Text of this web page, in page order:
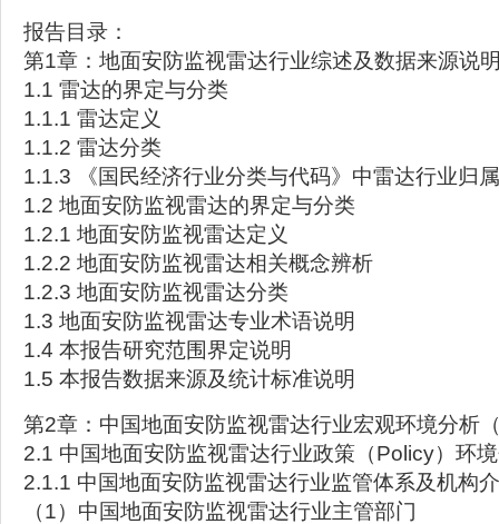
报告目录：
第1章：地面安防监视雷达行业综述及数据来源说
1.1 雷达的界定与分类
1.1.1 雷达定义
1.1.2 雷达分类
1.1.3 《国民经济行业分类与代码》中雷达行业归属
1.2 地面安防监视雷达的界定与分类
1.2.1 地面安防监视雷达定义
1.2.2 地面安防监视雷达相关概念辨析
1.2.3 地面安防监视雷达分类
1.3 地面安防监视雷达专业术语说明
1.4 本报告研究范围界定说明
1.5 本报告数据来源及统计标准说明
第2章：中国地面安防监视雷达行业宏观环境分析
2.1 中国地面安防监视雷达行业政策（Policy）环
2.1.1 中国地面安防监视雷达行业监管体系及机构
（1）中国地面安防监视雷达行业主管部门